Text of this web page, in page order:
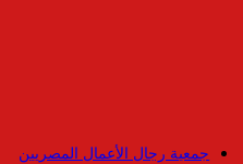
جمعية رجال الأعمال المصريين